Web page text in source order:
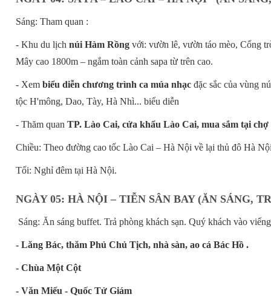
Sáng: Tham quan :
- Khu du lịch núi Hàm Rồng với: vườn lê, vườn táo mèo, Cổng
Mây cao 1800m – ngắm toàn cảnh sapa từ trên cao.
- Xem biểu diễn chương trình ca múa nhạc đặc sắc của vùng
tộc H'mông, Dao, Tày, Hà Nhì... biểu diễn
- Thăm quan TP. Lào Cai, cửa khẩu Lào Cai, mua sắm tại
Chiều: Theo đường cao tốc Lào Cai – Hà Nội về lại thủ đô Hà
Tối: Nghỉ đêm tại Hà Nội.
NGÀY 05: HÀ NỘI – TIỄN SÂN BAY (ĂN SÁNG,
Sáng: Ăn sáng buffet. Trả phòng khách sạn. Quý khách vào
- Lăng Bác, thăm Phủ Chủ Tịch, nhà sàn, ao cá Bác Hồ .
- Chùa Một Cột
- Văn Miếu - Quốc Tử Giám